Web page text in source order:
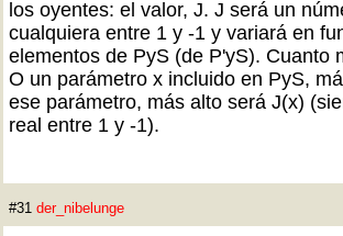
los oyentes: el valor, J. J será un
cualquiera entre 1 y -1 y variará en
elementos de PyS (de P'yS). Cuanto
O un parámetro x incluido en PyS,
ese parámetro, más alto será J(x)
real entre 1 y -1).
#31 der_nibelunge